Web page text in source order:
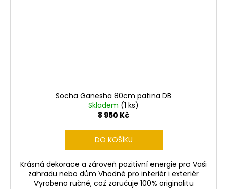
Socha Ganesha 80cm patina DB
Skladem (1 ks)
8 950 Kč
DO KOŠÍKU
Krásná dekorace a zároveň pozitivní energie pro Vaši
zahradu nebo dům Vhodné pro interiér i exteriér
Vyrobeno ručně, což zaručuje 100% originalitu